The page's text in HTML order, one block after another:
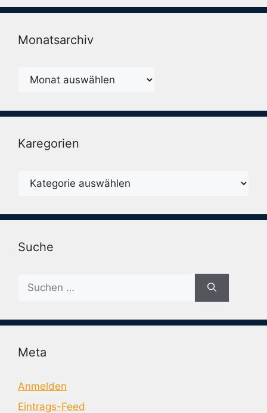
Monatsarchiv
Monatsarchiv
Karegorien
Karegorien
Suche
Suche
nach:
Meta
Anmelden
Eintrags-Feed